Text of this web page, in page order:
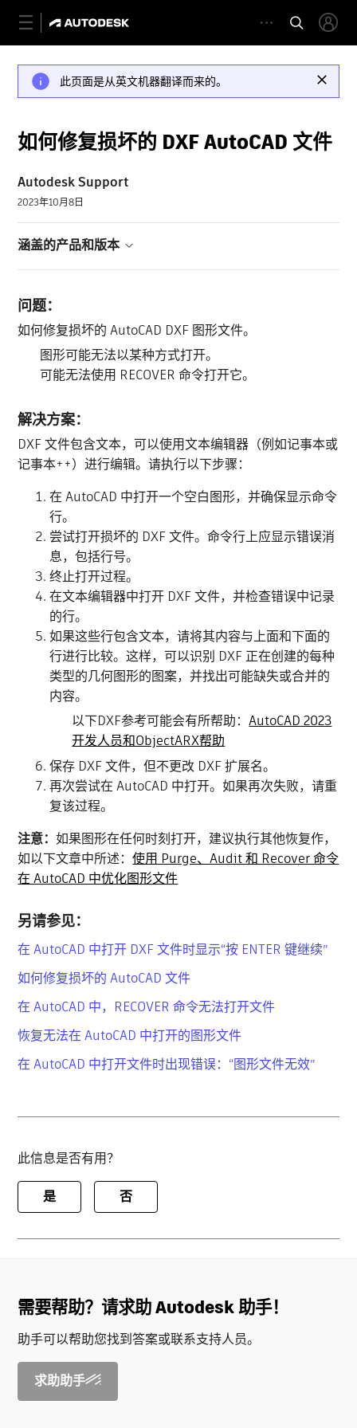
此页面是从英文机器翻译而来的。
如何修复损坏的 DXF AutoCAD 文件
Autodesk Support
2023年10月8日
涵盖的产品和版本
问题：
如何修复损坏的 AutoCAD DXF 图形文件。
图形可能无法以某种方式打开。
可能无法使用 RECOVER 命令打开它。
解决方案：
DXF 文件包含文本，可以使用文本编辑器（例如记事本或
记事本++）进行编辑。请执行以下步骤：
在 AutoCAD 中打开一个空白图形，并确保显示命令
行。
尝试打开损坏的 DXF 文件。命令行上应显示错误消
息，包括行号。
终止打开过程。
在文本编辑器中打开 DXF 文件，并检查错误中记录
的行。
如果这些行包含文本，请将其内容与上面和下面的
行进行比较。这样，可以识别 DXF 正在创建的每种
类型的几何图形的图案，并找出可能缺失或合并的
内容。
以下DXF参考可能会有所帮助：AutoCAD 2023
开发人员和ObjectARX帮助
保存 DXF 文件，但不更改 DXF 扩展名。
再次尝试在 AutoCAD 中打开。如果再次失败，请重
复该过程。
注意：如果图形在任何时刻打开，建议执行其他恢复作，
如以下文章中所述：使用 Purge、Audit 和 Recover 命令
在 AutoCAD 中优化图形文件
另请参见：
在 AutoCAD 中打开 DXF 文件时显示“按 ENTER 键继续”
如何修复损坏的 AutoCAD 文件
在 AutoCAD 中，RECOVER 命令无法打开文件
恢复无法在 AutoCAD 中打开的图形文件
在 AutoCAD 中打开文件时出现错误：“图形文件无效”
此信息是否有用？
是 否
需要帮助？请求助 Autodesk 助手！
助手可以帮助您找到答案或联系支持人员。
求助助手